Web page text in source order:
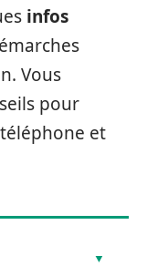
infos
Vous
pour
téléphone et